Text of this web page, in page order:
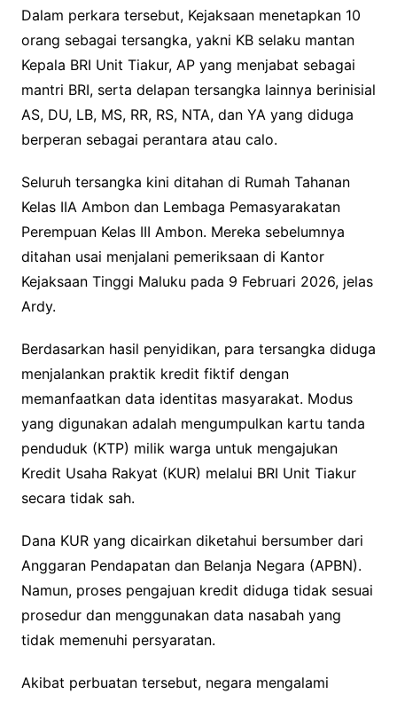
Dalam perkara tersebut, Kejaksaan menetapkan 10
orang sebagai tersangka, yakni KB selaku mantan
Kepala BRI Unit Tiakur, AP yang menjabat sebagai
mantri BRI, serta delapan tersangka lainnya berinisial
AS, DU, LB, MS, RR, RS, NTA, dan YA yang diduga
berperan sebagai perantara atau calo.
Seluruh tersangka kini ditahan di Rumah Tahanan
Kelas IIA Ambon dan Lembaga Pemasyarakatan
Perempuan Kelas III Ambon. Mereka sebelumnya
ditahan usai menjalani pemeriksaan di Kantor
Kejaksaan Tinggi Maluku pada 9 Februari 2026, jelas
Ardy.
Berdasarkan hasil penyidikan, para tersangka diduga
menjalankan praktik kredit fiktif dengan
memanfaatkan data identitas masyarakat. Modus
yang digunakan adalah mengumpulkan kartu tanda
penduduk (KTP) milik warga untuk mengajukan
Kredit Usaha Rakyat (KUR) melalui BRI Unit Tiakur
secara tidak sah.
Dana KUR yang dicairkan diketahui bersumber dari
Anggaran Pendapatan dan Belanja Negara (APBN).
Namun, proses pengajuan kredit diduga tidak sesuai
prosedur dan menggunakan data nasabah yang
tidak memenuhi persyaratan.
Akibat perbuatan tersebut, negara mengalami